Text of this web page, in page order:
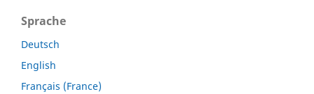
Sprache
Deutsch
English
Français (France)